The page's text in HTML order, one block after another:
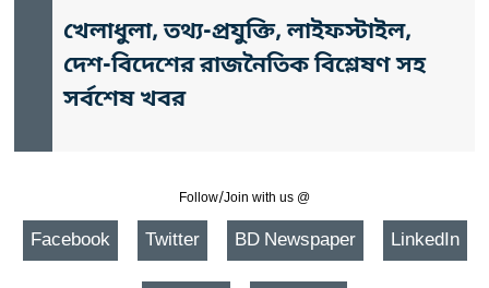
খেলাধুলা, তথ্য-প্রযুক্তি, লাইফস্টাইল,
দেশ-বিদেশের রাজনৈতিক বিশ্লেষণ সহ
সর্বশেষ খবর
Follow/Join with us @
Facebook Twitter BD Newspaper LinkedIn